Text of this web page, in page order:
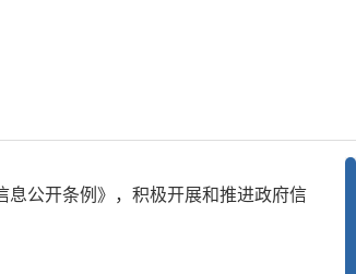
息公开条例》，积极开展和推进政府信